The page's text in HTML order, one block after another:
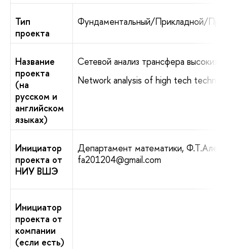
Тип
проекта
Фундаментальный/Прикладной/
Название
проекта
(на
русском и
английском
языках)
Сетевой анализ трансфера высоких
Network analysis of high tech
Инициатор
проекта от
НИУ ВШЭ
Департамент математики,
fa201204@gmail.com
Инициатор
проекта от
компании
(если есть)